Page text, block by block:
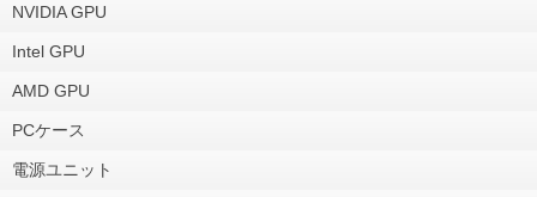
NVIDIA GPU
Intel GPU
AMD GPU
PCケース
電源ユニット